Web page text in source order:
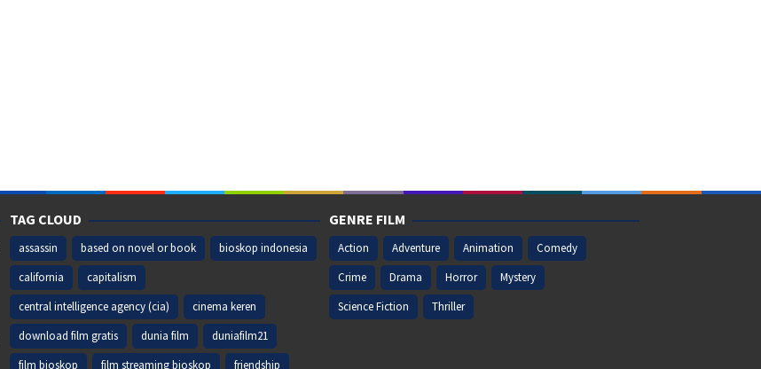
TAG CLOUD
assassin based on novel or book
bioskop indonesia
california
capitalism
central intelligence agency (cia)
cinema keren
download film gratis
dunia film
duniafilm21
film bioskop
film streaming bioskop
friendship
GENRE FILM
Action Adventure Animation
Comedy
Crime
Drama Horror
Mystery
Science Fiction
Thriller